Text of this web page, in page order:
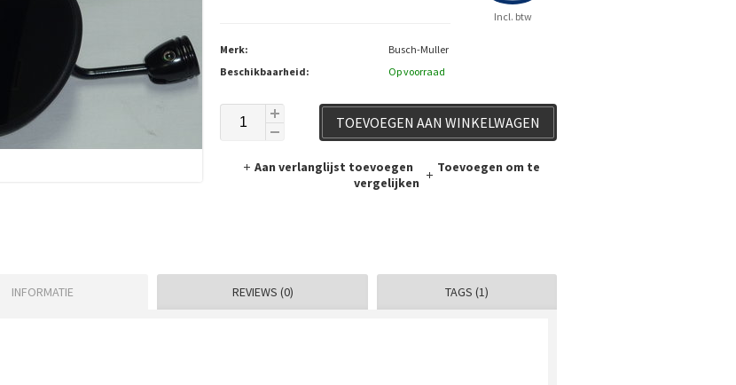
Incl. btw
Merk:
Busch-Muller
Beschikbaarheid:
Op voorraad
TOEVOEGEN AAN WINKELWAGEN
Aan verlanglijst toevoegen
Toevoegen om te
vergelijken
INFORMATIE REVIEWS (0) TAGS (1)